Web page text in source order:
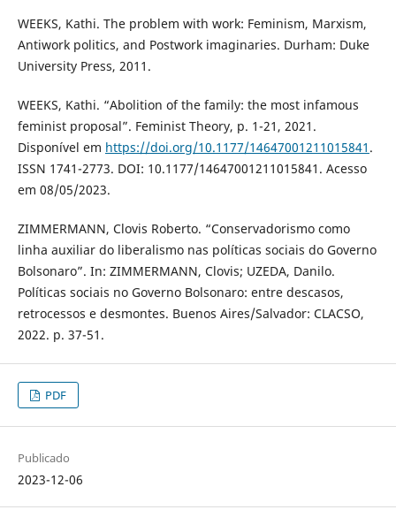
WEEKS, Kathi. The problem with work: Feminism, Marxism,
Antiwork politics, and Postwork imaginaries. Durham: Duke
University Press, 2011.
WEEKS, Kathi. “Abolition of the family: the most infamous
feminist proposal”. Feminist Theory, p. 1-21, 2021.
Disponível em https://doi.org/10.1177/14647001211015841 .
ISSN 1741-2773. DOI: 10.1177/14647001211015841. Acesso
em 08/05/2023.
ZIMMERMANN, Clovis Roberto. “Conservadorismo como
linha auxiliar do liberalismo nas políticas sociais do Governo
Bolsonaro”. In: ZIMMERMANN, Clovis; UZEDA, Danilo.
Políticas sociais no Governo Bolsonaro: entre descasos,
retrocessos e desmontes. Buenos Aires/Salvador: CLACSO,
2022. p. 37-51.
PDF
Publicado
2023-12-06